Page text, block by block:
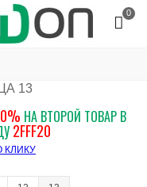
0
13
НА ВТОРОЙ ТОВАР В
2FFF20
КЛИКУ